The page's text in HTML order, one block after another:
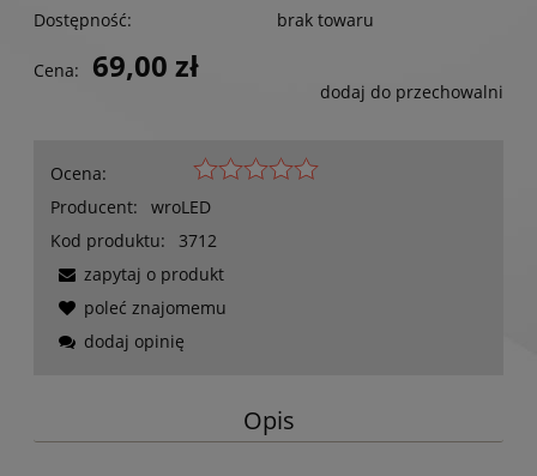
Dostępność: brak towaru
Cena: 69,00 zł
dodaj do przechowalni
Ocena:
Producent:
wroLED
Kod produktu:
3712
zapytaj o produkt
poleć znajomemu
dodaj opinię
Opis